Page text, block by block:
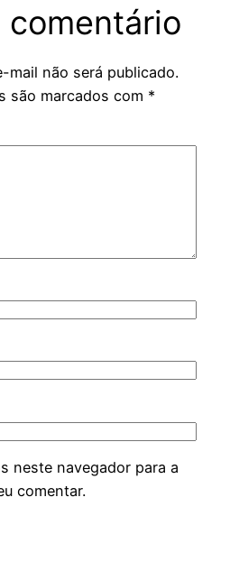
comentário
mail não será publicado.
são marcados com *
neste navegador para a
comentar.